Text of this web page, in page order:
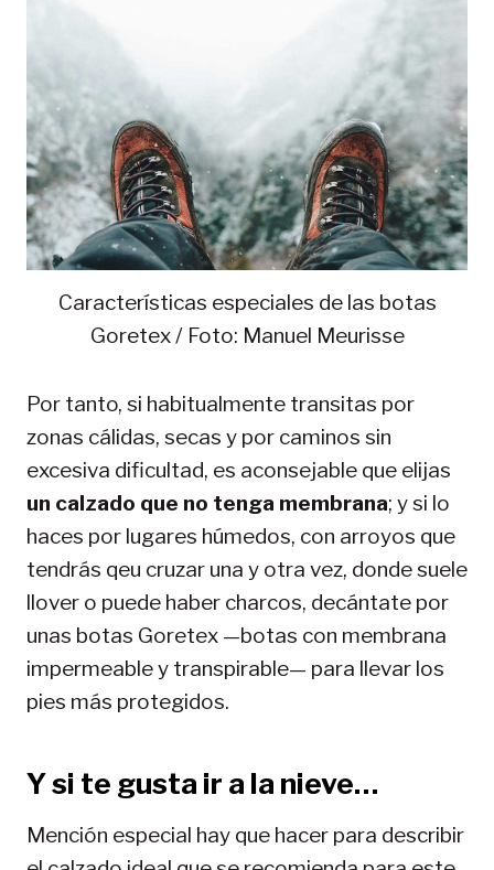
Características especiales de las botas
Goretex / Foto: Manuel Meurisse
Por tanto, si habitualmente transitas por
zonas cálidas, secas y por caminos sin
excesiva dificultad, es aconsejable que elijas
un calzado que no tenga membrana; y si lo
haces por lugares húmedos, con arroyos que
tendrás qeu cruzar una y otra vez, donde suele
llover o puede haber charcos, decántate por
unas botas Goretex —botas con membrana
impermeable y transpirable— para llevar los
pies más protegidos.
Y si te gusta ir a la nieve…
Mención especial hay que hacer para describir